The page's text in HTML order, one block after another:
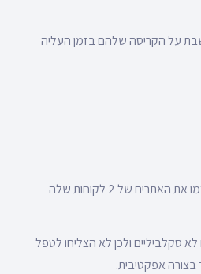
על הקריסה שלהם בזמן העליה
אחרי שהקריסה בשבועיים שקדמו את האתרים של 2 לקוחות שלה
סקלביליים ולכן לא הצליחו לטפל
אפקטיבית.